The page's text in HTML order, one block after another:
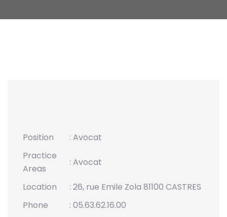
Position
: Avocat
Practice
Areas
: Avocat
Location
: 26, rue Emile Zola 81100 CASTRES
Phone
: 05.63.62.16.00